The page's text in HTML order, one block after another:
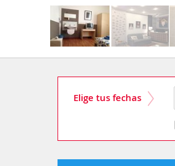
Elige tus fechas